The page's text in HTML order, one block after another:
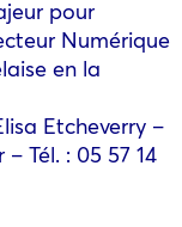
pour
Numérique
en la
Etcheverry –
Tél. : 05 57 14